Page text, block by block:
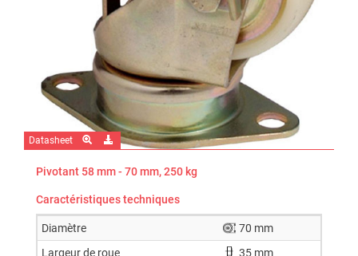
Datasheet
Pivotant 58 mm - 70 mm, 250 kg
Caractéristiques techniques
Diamètre
70 mm
Largeur de roue
35 mm